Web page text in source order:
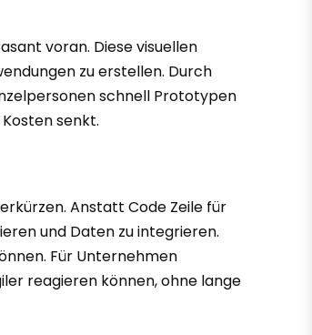
voran. Diese visuellen
zu erstellen. Durch
schnell Prototypen
senkt.
Anstatt Code Zeile für
und Daten zu integrieren.
Für Unternehmen
reagieren können, ohne lange